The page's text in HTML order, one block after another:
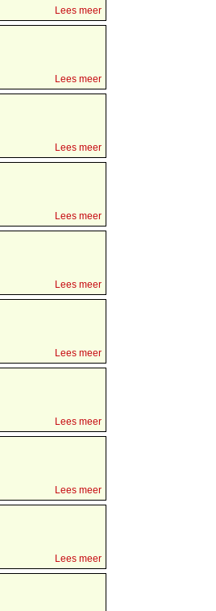
Lees meer
Lees meer
Lees meer
Lees meer
Lees meer
Lees meer
Lees meer
Lees meer
Lees meer